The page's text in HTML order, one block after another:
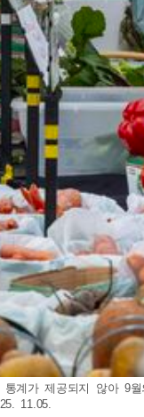
계가 제공되지 않아
11.05.